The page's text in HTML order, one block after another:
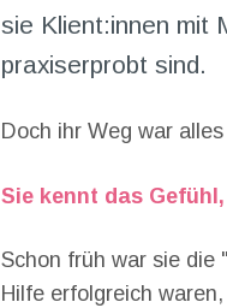
sie Klient:innen mit
praxiserprobt sind.
Doch ihr Weg war
Sie kennt das
Schon früh war sie die
Hilfe erfolgreich